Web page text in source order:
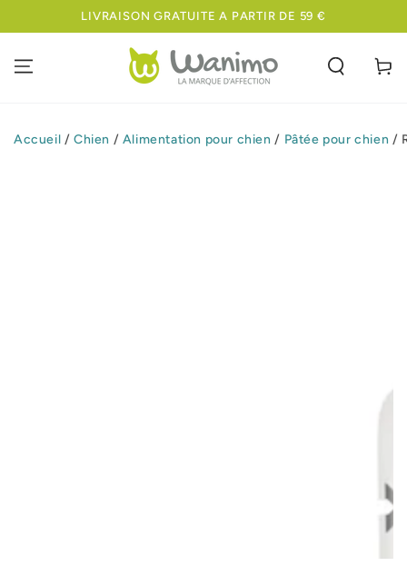
IGNORER LELIVRAISON GRATUITE A PARTIR DE 59 €
Panier
Accueil / Chien / Alimentation pour chien / Pâtée pour chien /